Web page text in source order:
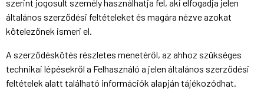
szerint jogosult személy használhatja fel, aki elfogadja jelen
általános szerződési feltételeket és magára nézve azokat
kötelezőnek ismeri el.
A szerződéskötés részletes menetéről, az ahhoz szükséges
technikai lépésekről a Felhasználó a jelen általános szerződési
feltételek alatt található információk alapján tájékozódhat.